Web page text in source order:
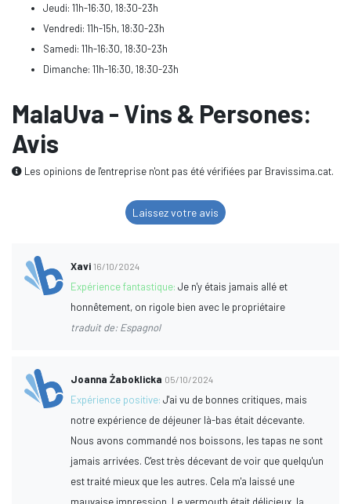
Jeudi: 11h-16:30, 18:30-23h
Vendredi: 11h-15h, 18:30-23h
Samedi: 11h-16:30, 18:30-23h
Dimanche: 11h-16:30, 18:30-23h
MalaUva - Vins & Persones:
Avis
Les opinions de l'entreprise n'ont pas été vérifiées par Bravissima.cat.
Laissez votre avis
Xavi 16/10/2024
Expérience fantastique:Je n'y étais jamais allé et
honnêtement, on rigole bien avec le propriétaire
traduit de: Espagnol
Joanna Żaboklicka 05/10/2024
Expérience positive:J'ai vu de bonnes critiques, mais
notre expérience de déjeuner là-bas était décevante.
Nous avons commandé nos boissons, les tapas ne sont
jamais arrivées. C'est très décevant de voir que quelqu'un
est traité mieux que les autres. Cela m'a laissé une
mauvaise impression. Le vermouth était délicieux, la